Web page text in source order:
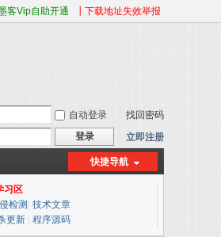
客Vip自助开通 ┃下载地址失效举报
自动登录
找回密码
登录 立即注册
快捷导航
习区
检测 技术文章
更新 程序源码